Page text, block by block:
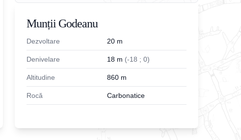
Munții Godeanu
Dezvoltare 20 m
Denivelare 18 m (-18 ; 0)
Altitudine 860 m
Rocă Carbonatice